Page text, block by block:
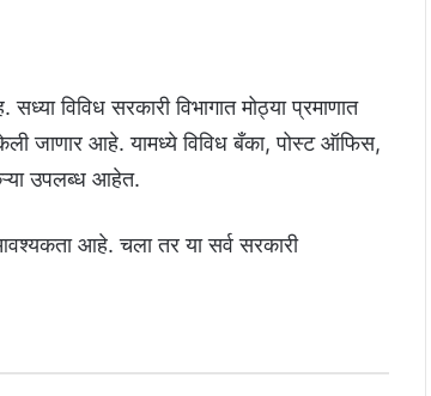
विविध सरकारी विभागात मोठ्या प्रमाणात
जाणार आहे. यामध्ये विविध बँका, पोस्ट ऑफिस,
उपलब्ध आहेत.
आवश्यकता आहे. चला तर या सर्व सरकारी